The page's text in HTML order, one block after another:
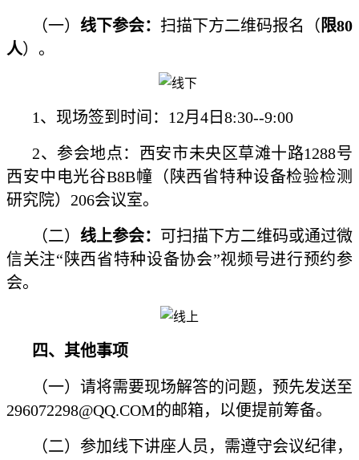
（一） 线下参会： 扫描下方二维码报名（ 限80
人）。
1、现场签到时间：12月4日8:30--9:00
2、参会地点：西安市未央区草滩十路1288号
西安中 电光谷B8B幢（陕西省特种设备检验检测
研究院）206会议室。
（二） 线上参会： 可扫描下方二维码或通过微
信关注“陕西省特种设备协会”视频号进行预约参
会。
四、其他事项
（一）请将需要现场解答的问题，预先发送至
296072298@QQ.COM的邮箱，以便提前筹备。
（二）参加线下讲座人员，需遵守会议纪律，